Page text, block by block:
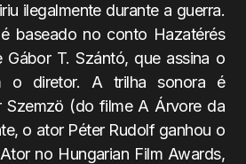
ilegalmente durante a guerra.
baseado no conto Hazatérés
Gábor T. Szántó, que assina o
o diretor. A trilha sonora é
Szemzö (do filme A Árvore da
o ator Péter Rudolf ganhou o
no Hungarian Film Awards,